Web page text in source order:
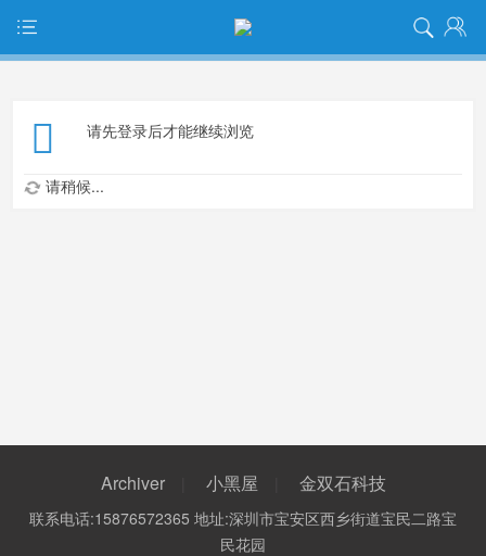
请先登录后才能继续浏览
请稍候...
Archiver 小黑屋 金双石科技
联系电话:15876572365 地址:深圳市宝安区西乡街道宝民二路宝
民花园